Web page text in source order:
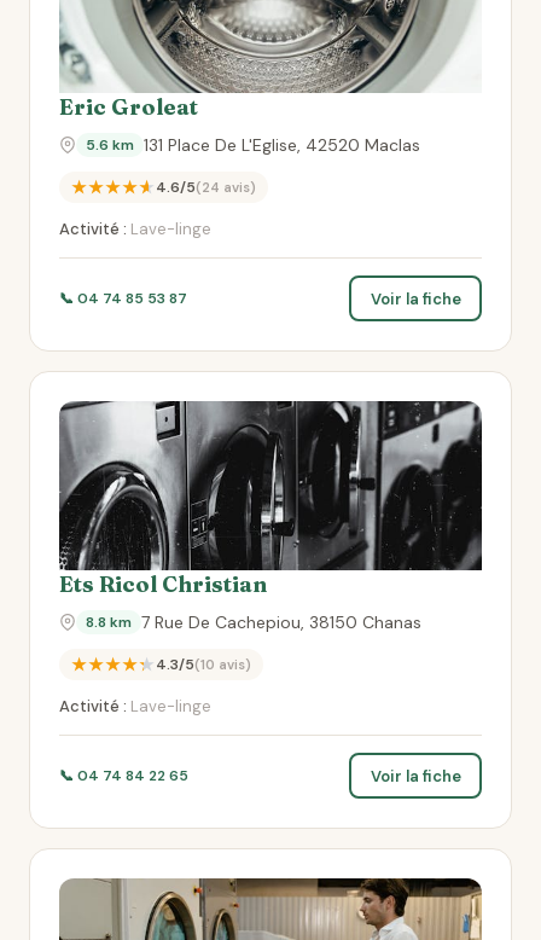
Eric Groleat
5.6 km 131 Place De L'Eglise, 42520 Maclas
★★★★★4.6/5(24 avis)
Activité : Lave-linge
📞 04 74 85 53 87 Voir la fiche
Ets Ricol Christian
8.8 km 7 Rue De Cachepiou, 38150 Chanas
★★★★★4.3/5(10 avis)
Activité : Lave-linge
📞 04 74 84 22 65 Voir la fiche